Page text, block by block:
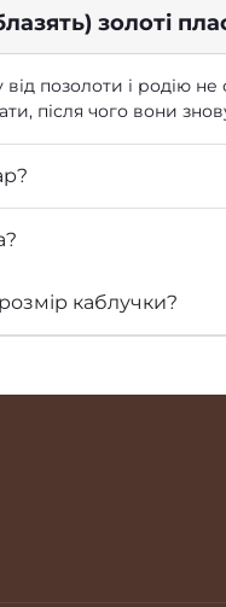
золоті
позолоти і родію
після чого вони
каблучки?